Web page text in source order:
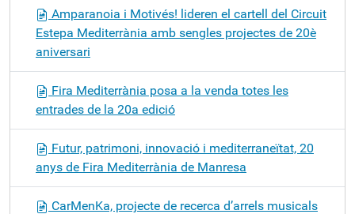
Amparanoia i Motivés! lideren el cartell del Circuit
Estepa Mediterrània amb sengles projectes de 20è
aniversari
Fira Mediterrània posa a la venda totes les
entrades de la 20a edició
Futur, patrimoni, innovació i mediterraneïtat, 20
anys de Fira Mediterrània de Manresa
CarMenKa, projecte de recerca d’arrels musicals